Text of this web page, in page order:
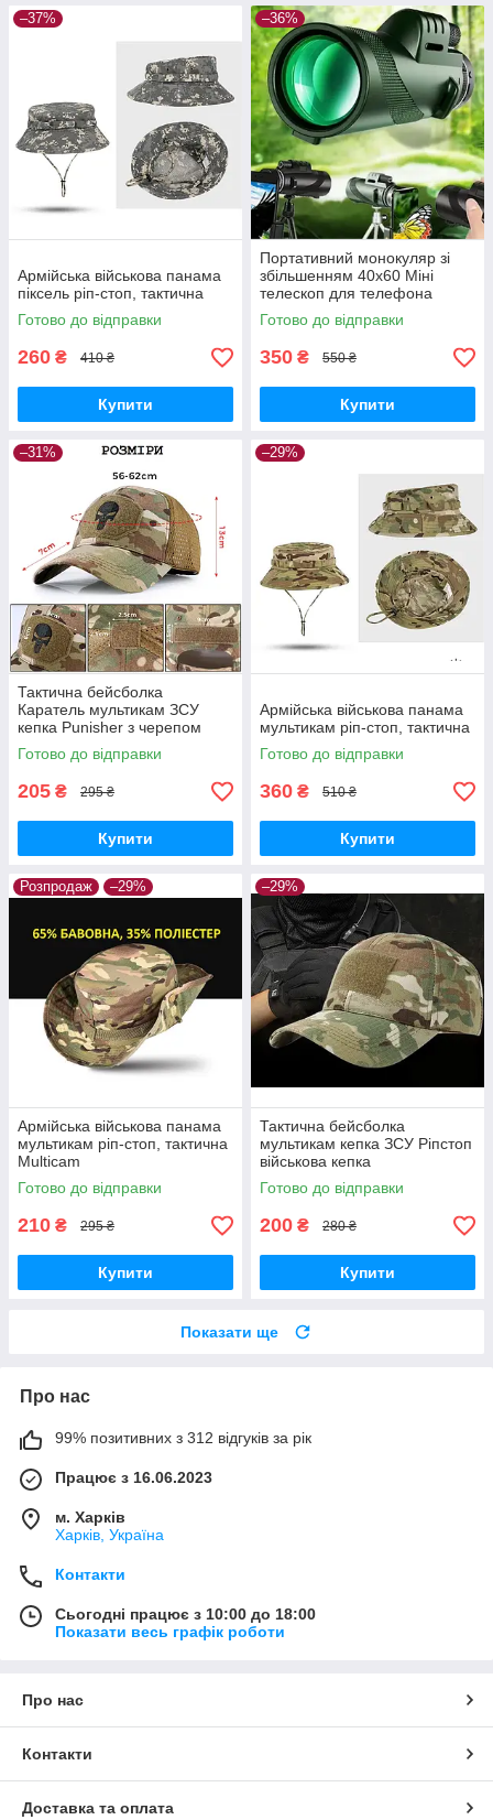
–37%
Армійська військова панама
піксель ріп-стоп, тактична
Готово до відправки
260 ₴ 410 ₴
Купити
–36%
Портативний монокуляр зі
збільшенням 40х60 Міні
телескоп для телефона
Готово до відправки
350 ₴ 550 ₴
Купити
–31%
Тактична бейсболка
Каратель мультикам ЗСУ
кепка Punisher з черепом
Ріпстоп військова кепка
Пунішер
Готово до відправки
205 ₴ 295 ₴
Купити
–29%
Армійська військова панама
мультикам ріп-стоп, тактична
Готово до відправки
360 ₴ 510 ₴
Купити
Розпродаж –29%
Армійська військова панама
мультикам ріп-стоп, тактична
Multicam
Готово до відправки
210 ₴ 295 ₴
Купити
–29%
Тактична бейсболка
мультикам кепка ЗСУ Ріпстоп
військова кепка
Готово до відправки
200 ₴ 280 ₴
Купити
Показати ще
Про нас
99% позитивних з 312 відгуків за рік
Працює з 16.06.2023
м. Харків
Харків, Україна
Контакти
Сьогодні працює з 10:00 до 18:00
Показати весь графік роботи
Про нас
Контакти
Доставка та оплата